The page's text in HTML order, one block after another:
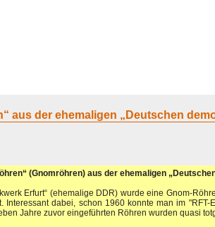
aus der ehemaligen „Deutschen
(Gnomröhren) aus der ehemaligen
Erfurt“ (ehemalige DDR) wurde eine Gnom-
Interessant dabei, schon 1960 konnte man im
Jahre zuvor eingeführten Röhren wurden quasi